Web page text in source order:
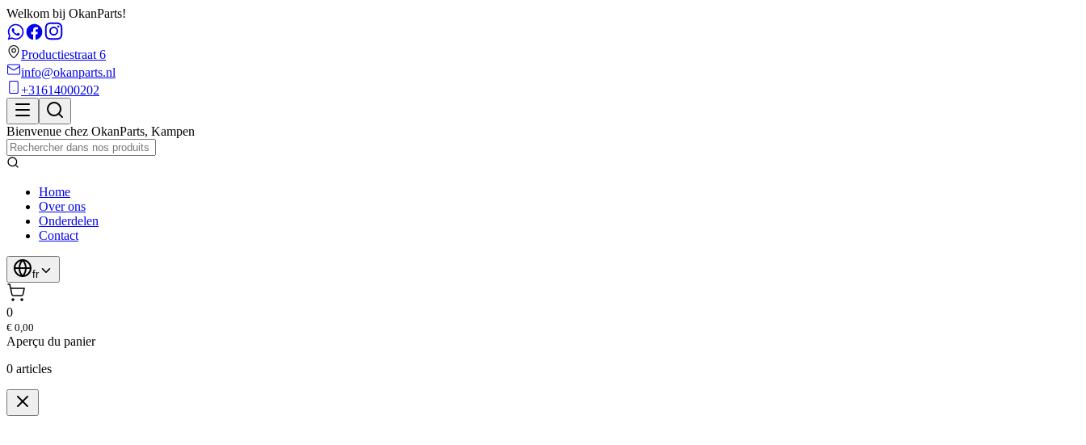
Welkom bij OkanParts!
Productiestraat 6
info@okanparts.nl
+31614000202
Bienvenue chez OkanParts, Kampen
Home
Over ons
Onderdelen
Contact
fr
0
€ 0,00
Aperçu du panier
0 articles